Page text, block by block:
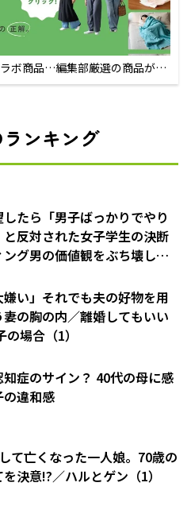
ボ商品…編集部厳選の商品が買
ンキング
たら「男子ばっかりでやり
反対された女子学生の決断
グ男の価値観をぶち壊した
嫌い」それでも夫の好物を用
の胸の内／離婚してもいい
場合（1）
症のサイン？ 40代の母に感
の違和感
て亡くなった一人娘。70歳の
決意!?／ハルとゲン（1）